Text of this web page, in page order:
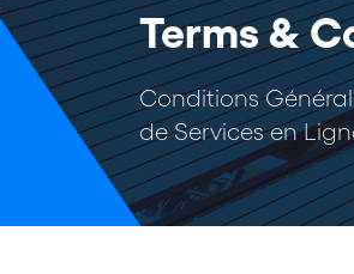
Terms &
Conditions
de Services en